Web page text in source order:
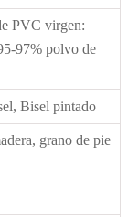
PVC virgen:
97% polvo de
Bisel pintado
grano de pie